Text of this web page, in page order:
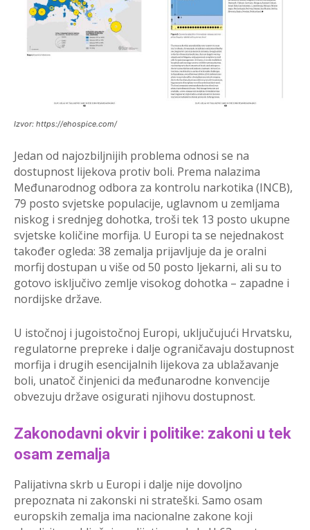
Izvor: https://ehospice.com/
Jedan od najozbiljnijih problema odnosi se na
dostupnost lijekova protiv boli. Prema nalazima
Međunarodnog odbora za kontrolu narkotika (INCB),
79 posto svjetske populacije, uglavnom u zemljama
niskog i srednjeg dohotka, troši tek 13 posto ukupne
svjetske količine morfija. U Europi ta se nejednakost
također ogleda: 38 zemalja prijavljuje da je oralni
morfij dostupan u više od 50 posto ljekarni, ali su to
gotovo isključivo zemlje visokog dohotka – zapadne i
nordijske države.
U istočnoj i jugoistočnoj Europi, uključujući Hrvatsku,
regulatorne prepreke i dalje ograničavaju dostupnost
morfija i drugih esencijalnih lijekova za ublažavanje
boli, unatoč činjenici da međunarodne konvencije
obvezuju države osigurati njihovu dostupnost.
Zakonodavni okvir i politike: zakoni u tek
osam zemalja
Palijativna skrb u Europi i dalje nije dovoljno
prepoznata ni zakonski ni strateški. Samo osam
europskih zemalja ima nacionalne zakone koji